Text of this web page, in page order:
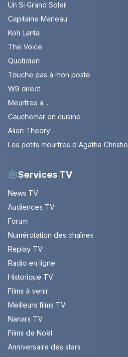
Un Si Grand Soleil
Capitaine Marleau
Koh Lanta
The Voice
Quotidien
Touche pas à mon poste
W9 direct
Meurtres a ...
Cauchemar en cuisine
Alien Theory
Les petits meurtres d'Agatha Christie
Services TV
News TV
Audiences TV
Forum
Numérotation des chaînes
Replay TV
Radio en ligne
Historique TV
Films à venir
Meilleurs films TV
Nanars TV
Films de Noël
Anniversaire des stars